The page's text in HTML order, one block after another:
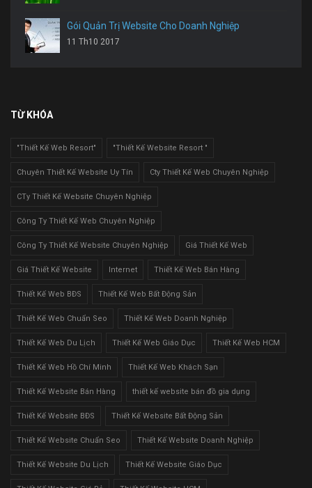
Gói Quản Trị Website Cho Doanh Nghiệp
11 Th10 2017
TỪ KHÓA
"Thiết Kế Web Resort" "Thiết Kế Website Resort "
Chuyên Thiết Kế Website Uy Tín Cty Thiết Kế Web Chuyên Nghiệp
CTy Thiết Kế Website Chuyên Nghiệp
Công Ty Thiết Kế Web Chuyên Nghiệp
Công Ty Thiết Kế Website Chuyên Nghiệp Giá Thiết Kế Web
Giá Thiết Kế Website Internet Thiết Kế Web Bán Hàng
Thiết Kế Web BĐS Thiết Kế Web Bất Động Sản
Thiết Kế Web Chuẩn Seo Thiết Kế Web Doanh Nghiệp
Thiết Kế Web Du Lịch Thiết Kế Web Giáo Dục Thiết Kế Web HCM
Thiết Kế Web Hồ Chí Minh Thiết Kế Web Khách Sạn
Thiết Kế Website Bán Hàng thiết kế website bán đồ gia dụng
Thiết Kế Website BĐS Thiết Kế Website Bất Động Sản
Thiết Kế Website Chuẩn Seo Thiết Kế Website Doanh Nghiệp
Thiết Kế Website Du Lịch Thiết Kế Website Giáo Dục